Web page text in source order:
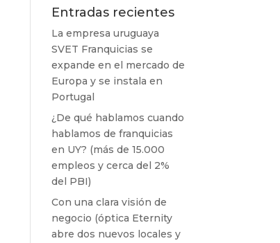
Entradas recientes
La empresa uruguaya
SVET Franquicias se
expande en el mercado de
Europa y se instala en
Portugal
¿De qué hablamos cuando
hablamos de franquicias
en UY? (más de 15.000
empleos y cerca del 2%
del PBI)
Con una clara visión de
negocio (óptica Eternity
abre dos nuevos locales y